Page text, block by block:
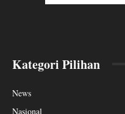
Kategori Pilihan
News
Nasional